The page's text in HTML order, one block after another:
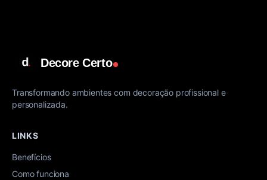
Decore Certo
Transformando ambientes com decoração profissional e
personalizada.
LINKS
Benefícios
Como funciona